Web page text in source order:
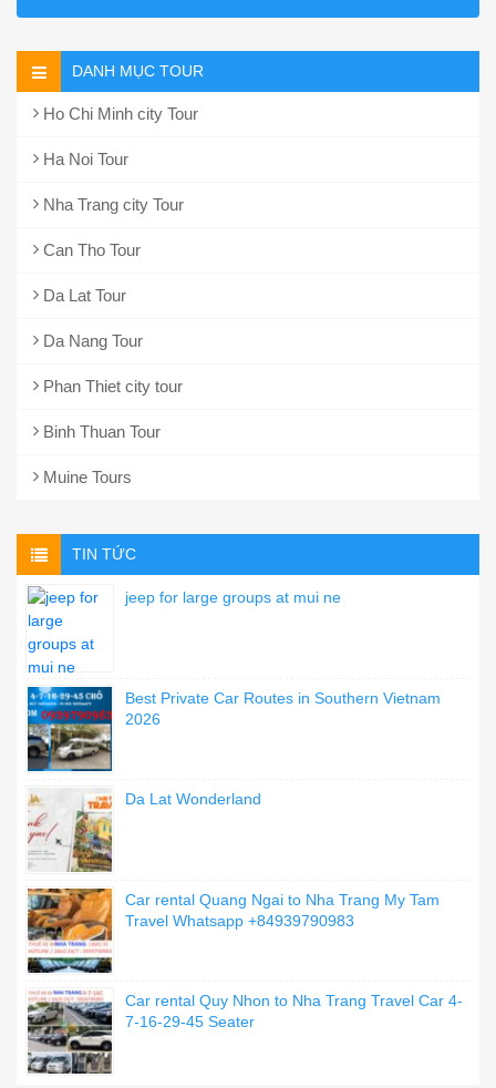
DANH MỤC TOUR
Ho Chi Minh city Tour
Ha Noi Tour
Nha Trang city Tour
Can Tho Tour
Da Lat Tour
Da Nang Tour
Phan Thiet city tour
Binh Thuan Tour
Muine Tours
TIN TỨC
jeep for large groups at mui ne
Best Private Car Routes in Southern Vietnam
2026
Da Lat Wonderland
Car rental Quang Ngai to Nha Trang My Tam
Travel Whatsapp +84939790983
Car rental Quy Nhon to Nha Trang Travel Car 4-
7-16-29-45 Seater